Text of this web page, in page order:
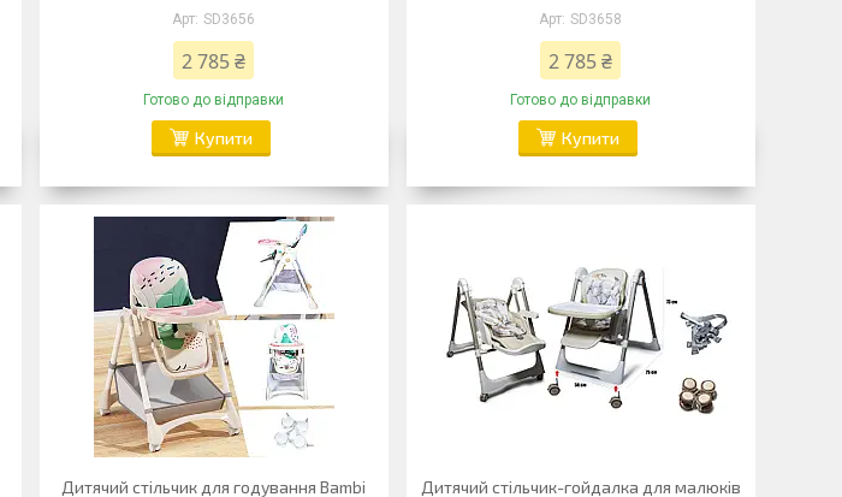
SD3656
2 785 ₴
Готово до відправки
Купити
SD3658
2 785 ₴
Готово до відправки
Купити
Дитячий стільчик для годування Bambi
Дитячий стільчик-гойдалка для малюків